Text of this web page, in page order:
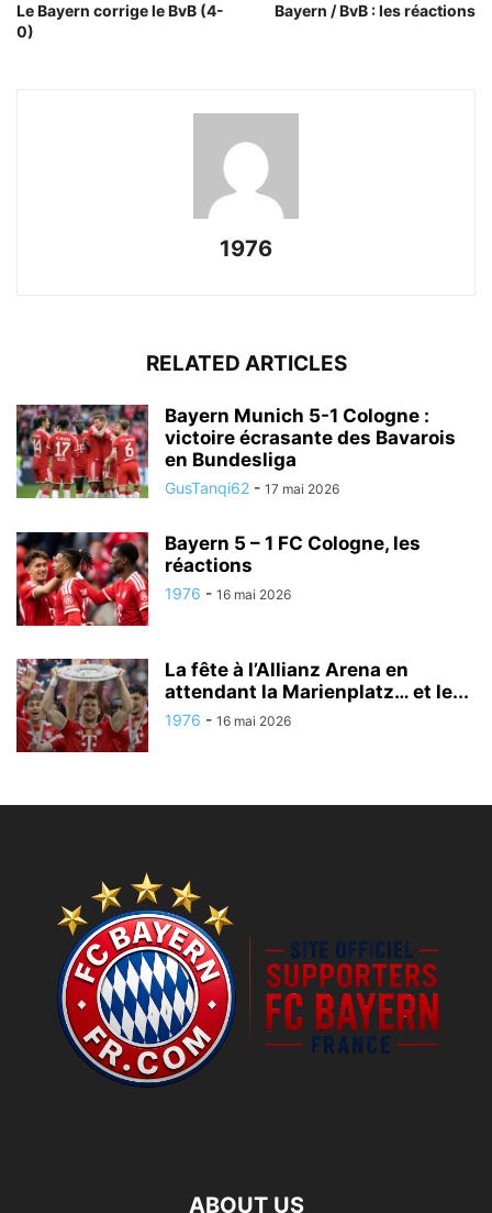
Le Bayern corrige le BvB (4-
0)
Bayern / BvB : les réactions
1976
RELATED ARTICLES
Bayern Munich 5-1 Cologne :
victoire écrasante des Bavarois
en Bundesliga
GusTanqi62 - 17 mai 2026
Bayern 5 – 1 FC Cologne, les
réactions
1976 - 16 mai 2026
La fête à l’Allianz Arena en
attendant la Marienplatz… et le...
1976 - 16 mai 2026
ABOUT US